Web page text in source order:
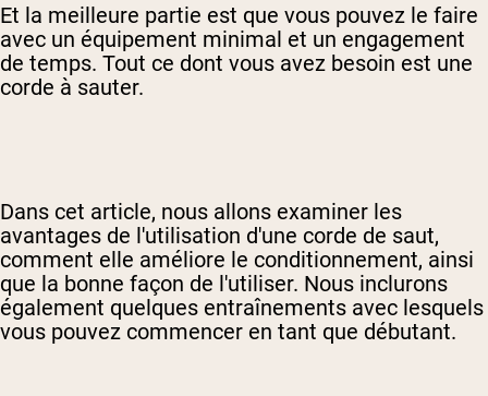
Et la meilleure partie est que vous pouvez le faire
avec un équipement minimal et un engagement
de temps. Tout ce dont vous avez besoin est une
corde à sauter.
Dans cet article, nous allons examiner les
avantages de l'utilisation d'une corde de saut,
comment elle améliore le conditionnement, ainsi
que la bonne façon de l'utiliser. Nous inclurons
également quelques entraînements avec lesquels
vous pouvez commencer en tant que débutant.